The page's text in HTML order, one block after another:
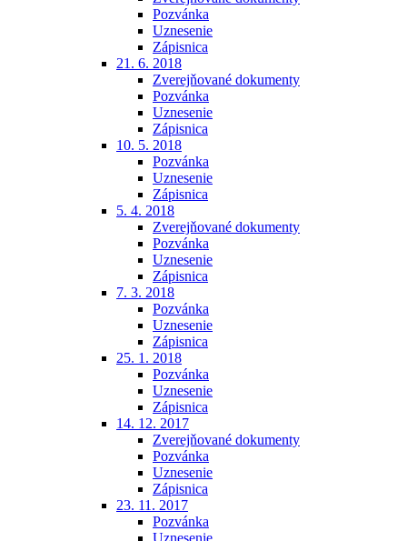
Pozvánka
Uznesenie
Zápisnica
21. 6. 2018
Zverejňované dokumenty
Pozvánka
Uznesenie
Zápisnica
10. 5. 2018
Pozvánka
Uznesenie
Zápisnica
5. 4. 2018
Zverejňované dokumenty
Pozvánka
Uznesenie
Zápisnica
7. 3. 2018
Pozvánka
Uznesenie
Zápisnica
25. 1. 2018
Pozvánka
Uznesenie
Zápisnica
14. 12. 2017
Zverejňované dokumenty
Pozvánka
Uznesenie
Zápisnica
23. 11. 2017
Pozvánka
Uznesenie